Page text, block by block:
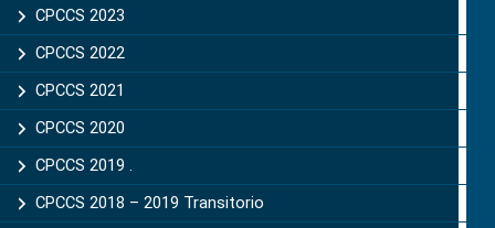
CPCCS 2023
CPCCS 2022
CPCCS 2021
CPCCS 2020
CPCCS 2019 .
CPCCS 2018 – 2019 Transitorio